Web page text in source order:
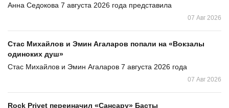
Анна Седокова 7 августа 2026 года представила
07 Авг 2026
Стас Михайлов и Эмин Агаларов попали на «Вокзалы
одиноких душ»
Стас Михайлов и Эмин Агаларов 7 августа 2026 года
07 Авг 2026
Rock Privet переиначил «Сансару» Басты